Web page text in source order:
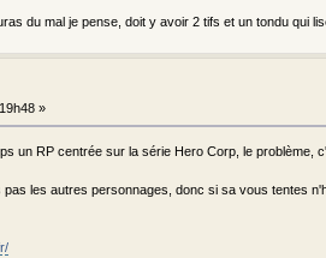
du mal je pense, doit y avoir 2 tifs et un tondu qui
»
un RP centrée sur la série Hero Corp, le problème,
pas les autres personnages, donc si sa vous tentes